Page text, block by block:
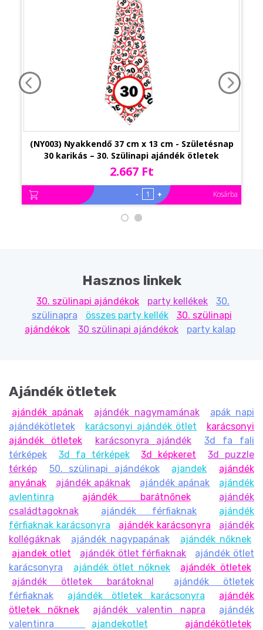
(NY003) Nyakkendő 37 cm x 13 cm - Születésnap
30 karikás – 30. Szülinapi ajándék ötletek
2.667 Ft
- + Kosárba
Hasznos linkek
30. szülinapi ajándékok party kellékek
30.
szülinapra
összes party kellék
30. szülinapi
ajándékok
30 szülinapi ajándékok party kalap
Ajándék ötletek
ajándék apának ajándék nagymamának
apák napi
ajándékötletek
karácsonyi ajándék ötlet
karácsonyi
ajándék ötletek
karácsonyra ajándék
3d fa fali
térképek
3d fa térképek 3d képkeret
3d puzzle
térkép
50. szülinapi ajándékok ajandek
ajándék
anyának
ajándék apáknak ajándék apának
ajándék
avlentinra
ajándék barátnőnek
ajándék
családtagoknak
ajándék férfiaknak
ajándék
férfiaknak karácsonyra
ajándék karácsonyra
ajándék
kollégáknak
ajándék nagypapának
ajándék nőknek
ajandek otlet
ajándék ötlet férfiaknak
ajándék ötlet
karácsonyra
ajándék ötlet nőknek
ajándék ötletek
ajándék ötletek barátoknal
ajándék ötletek
férfiaknak
ajándék ötletek karácsonyra
ajándék
ötletek nőknek
ajándék valentin napra
ajándék
valentinra
ajandekotlet
ajándékötletek